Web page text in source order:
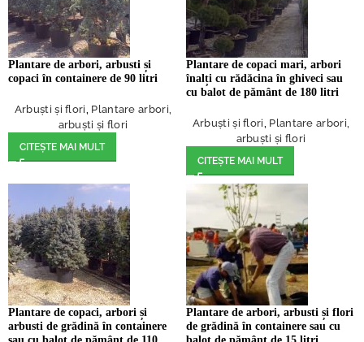
Plantare de arbori, arbusti și
copaci în containere de 90 litri
Arbuști și flori Plantare arbori,
arbuști și flori
CITEȘTE MAI MULT
Plantare de copaci mari, arbori
înalți cu rădăcina în ghiveci sau
cu balot de pământ de 180 litri
Arbuști și flori Plantare arbori,
arbuști și flori
CITEȘTE MAI MULT
Plantare de copaci, arbori și
arbusti de grădină în containere
sau cu balot de pământ de 110
Plantare de arbori, arbusti și flori
de grădină în containere sau cu
balot de pământ de 15 litri